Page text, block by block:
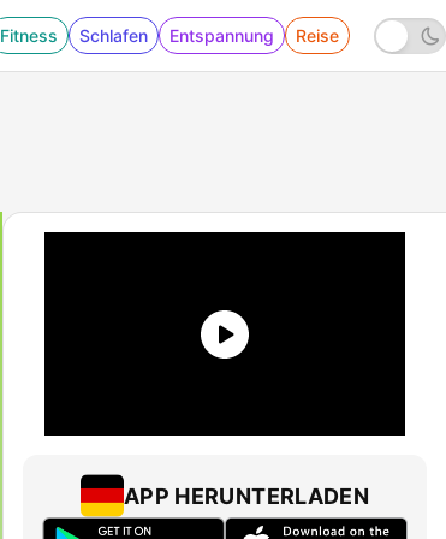
Fitness Schlafen Entspannung Reise
APP HERUNTERLADEN